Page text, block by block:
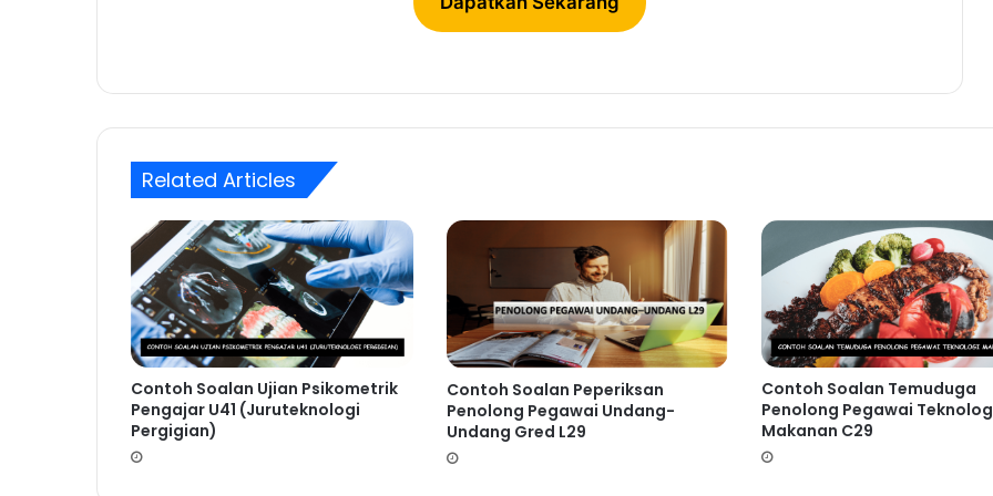
Related Articles
Contoh Soalan Ujian Psikometrik
Pengajar U41 (Juruteknologi
Pergigian)
Contoh Soalan Peperiksan
Penolong Pegawai Undang-
Undang Gred L29
Contoh Soalan Temuduga
Penolong Pegawai
Makanan C29